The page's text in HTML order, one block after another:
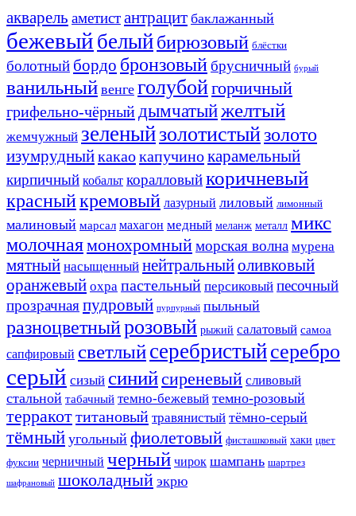
акварель аметистантрацит баклажанный
бежевый белыйбирюзовый блёстки
болотный бордо бронзовыйбрусничный бурый
ванильный венге голубойгорчичный
грифельно-чёрный дымчатыйжелтый
жемчужный зеленыйзолотистыйзолото
изумрудныйкакаокапучинокарамельный
кирпичный кобальт коралловыйкоричневый
красныйкремовый лазурный лиловый лимонный
малиновый марсал махагон медный меланж металл микс
молочнаямонохромныйморская волна мурена
мятный насыщенный нейтральныйоливковый
оранжевый охра пастельный персиковый песочный
прозрачнаяпудровый пурпурный пыльный
разноцветныйрозовый рыжий салатовый самоа
сапфировый светлыйсеребристыйсеребро
серый сизый синийсиреневый сливовый
стальной табачный темно-бежевый темно-розовый
терракоттитановый травянистый тёмно-серый
тёмный угольный фиолетовый фисташковый хаки цвет
фуксии черничный черный чирок шампань шартрез
шафрановый шоколадный экрю